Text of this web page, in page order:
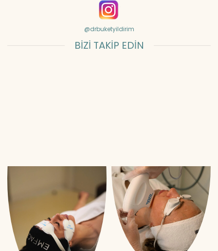
@drbuketyildirim
BİZİ TAKİP EDİN